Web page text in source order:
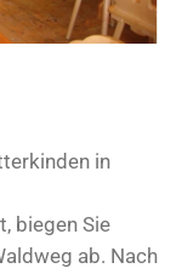
in
biegen Sie
ab. Nach